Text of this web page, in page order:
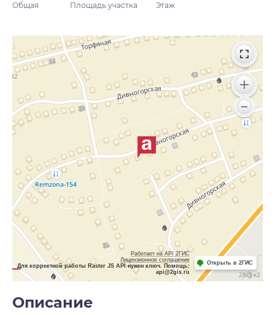
Общая Площадь участка Этаж
Работает на API 2ГИС
Лицензионное соглашение
Для корректной работы Raster JS API нужен ключ. Помощь:
api@2gis.ru
Открыть в 2ГИС
Описание